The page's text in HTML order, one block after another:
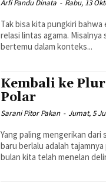
Arfi Pandu Dinata - Rabu, 13
Tak bisa kita pungkiri bahwa
relasi lintas agama. Misalnya
bertemu dalam konteks...
Kembali ke
Polar
Sarani Pitor Pakan - Jumat, 5
Yang paling mengerikan
baru berlalu adalah tajamnya
bulan kita telah menelan